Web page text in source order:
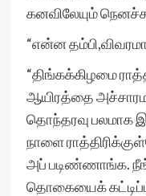
கனவிலேயும்
“என்ன
“திங்கக்கிழமை
ஆயிரத்தை
தொந்தரவு பலமாக
நாளை
அப் படிண்ணாங்க.
தொகையைக்